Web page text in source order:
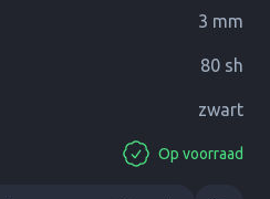
3 mm
80 sh
zwart
Op voorraad